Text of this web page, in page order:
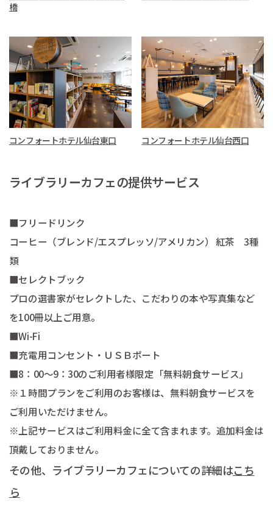
橋
コンフォートホテル仙台東口 コンフォートホテル仙台西口
ライブラリーカフェの提供サービス
■フリードリンク
コーヒー（ブレンド/エスプレッソ/アメリカン） 紅茶 3種
類
■セレクトブック
プロの選書家がセレクトした、こだわりの本や写真集など
を100冊以上ご用意。
■Wi-Fi
■充電用コンセント・ＵＳＢポート
■8：00～9：30のご利用者様限定「無料朝食サービス」
※１時間プランをご利用のお客様は、無料朝食サービスを
ご利用いただけません。
※上記サービスはご利用料金に全て含まれます。追加料金は
頂戴しておりません。
その他、ライブラリーカフェについての詳細はこち
ら